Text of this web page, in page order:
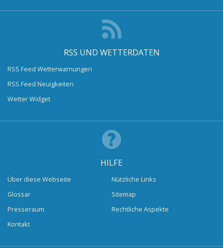
RSS UND WETTERDATEN
RSS Feed Wetterwarnungen
RSS Feed Neuigkeiten
Wetter Widget
HILFE
Über diese Webseite
Glossar
Presseraum
Kontakt
Nützliche Links
Sitemap
Rechtliche Aspekte